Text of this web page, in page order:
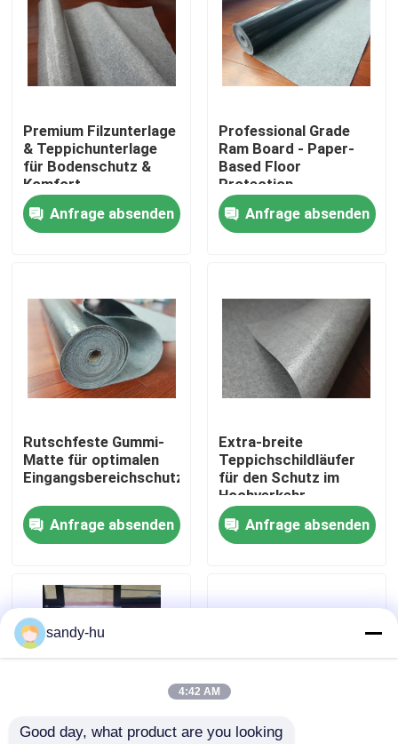
Zu Hause
Über uns
Werksbesichtigung
Qualitätskontrolle
Kontakt mit uns
Rechtssachen
Boden-Schutz
Premium Filzunterlage
& Teppichunterlage
für Bodenschutz &
Komfort
Anfrage absenden
Professional Grade
Ram Board - Paper-
Based Floor
Protection
Anfrage absenden
Rutschfeste Gummi-
Matte für optimalen
Eingangsbereichschutz
Anfrage absenden
Extra-breite
Teppichschildläufer
für den Schutz im
Hochverkehr
Anfrage absenden
sandy-hu
4:42 AM
Good day, what product are you looking